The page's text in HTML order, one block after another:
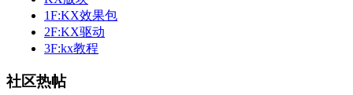
1F:KX效果包
2F:KX驱动
3F:kx教程
社区热帖